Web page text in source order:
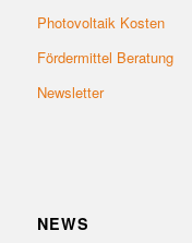
Photovoltaik Kosten
Fördermittel Beratung
Newsletter
NEWS